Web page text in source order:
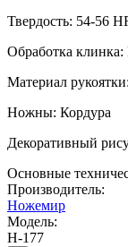
Твердость: 54-56
Обработка
Материал
Ножны: Кордура
Декоративный
Основные
Производитель:
Ножемир
Модель:
Н-177